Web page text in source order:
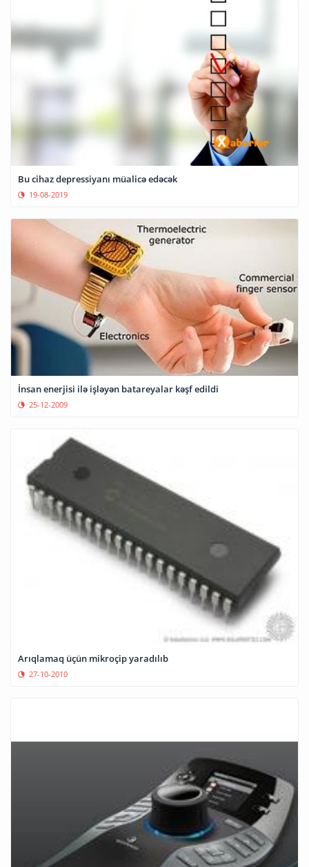
Bu cihaz depressiyanı müalicə edəcək
19-08-2019
İnsan enerjisi ilə işləyən batareyalar kəşf edildi
25-12-2009
Arıqlamaq üçün mikroçip yaradılıb
27-10-2010